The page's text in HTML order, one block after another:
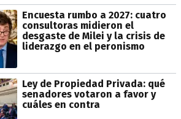
Encuesta rumbo a 2027: cuatro
consultoras midieron el
desgaste de Milei y la crisis de
liderazgo en el peronismo
Ley de Propiedad Privada: qué
senadores votaron a favor y
cuáles en contra